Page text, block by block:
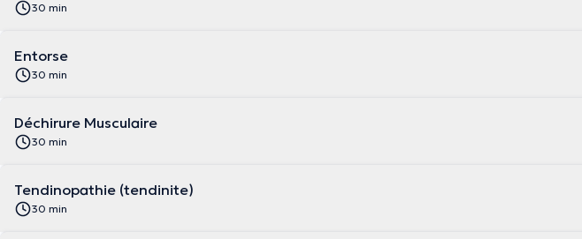
30 min
Entorse
30 min
Déchirure Musculaire
30 min
Tendinopathie (tendinite)
30 min